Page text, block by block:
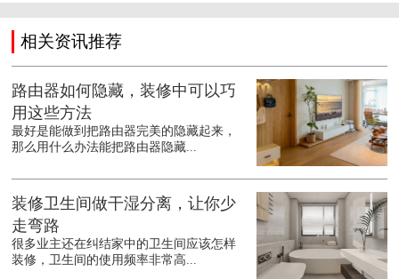
相关资讯推荐
路由器如何隐藏，装修中可以巧
用这些方法
最好是能做到把路由器完美的隐藏起来，
那么用什么办法能把路由器隐藏...
装修卫生间做干湿分离，让你少
走弯路
很多业主还在纠结家中的卫生间应该怎样
装修，卫生间的使用频率非常高...